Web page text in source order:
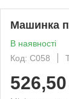
Машинка
В наявності
Код: C058
526,50